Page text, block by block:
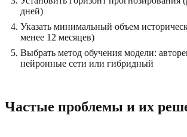
дней)
Указать минимальный объем
менее 12 месяцев)
Выбрать метод обучения модели:
нейронные сети или гибридный
Частые проблемы и их